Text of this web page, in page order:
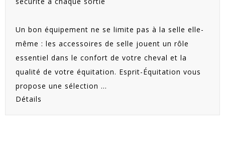
Un bon équipement ne se limite pas à la selle elle-
même : les accessoires de selle jouent un rôle
essentiel dans le confort de votre cheval et la
qualité de votre équitation. Esprit-Équitation vous
propose une sélection ...
Détails